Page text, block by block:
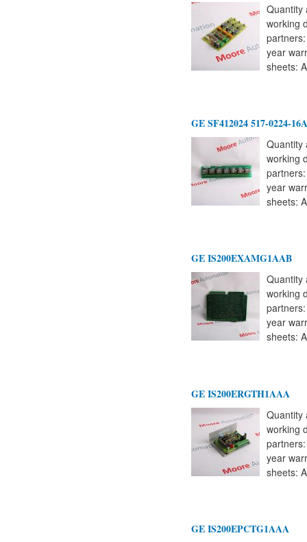
Quantity
working
year
sheets:
GE SF412024 517-0224-
Quantity
working
year
sheets:
GE IS200EXAMG1AAB
Quantity
working
year
sheets:
GE IS200ERGTH1AAA
Quantity
working
year
sheets:
GE IS200EPCTG1AAA